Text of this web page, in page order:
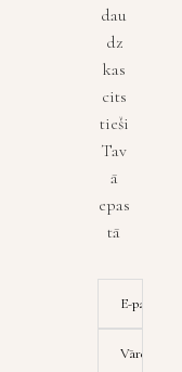
dau
dz
kas
cits
tieši
Tav
ā
epas
tā
E-pasta
Vārds